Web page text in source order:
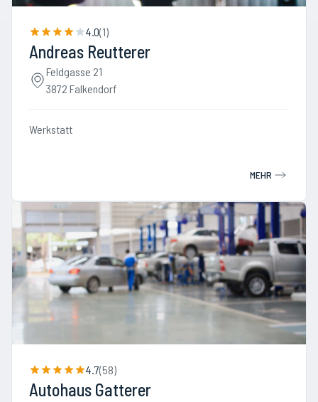
4.0(1)
Andreas Reutterer
Feldgasse 21
3872 Falkendorf
Werkstatt
MEHR
4.7(58)
Autohaus Gatterer